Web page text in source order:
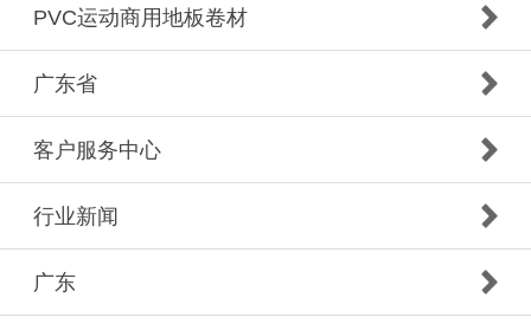
PVC运动商用地板卷材
广东省
客户服务中心
行业新闻
广东